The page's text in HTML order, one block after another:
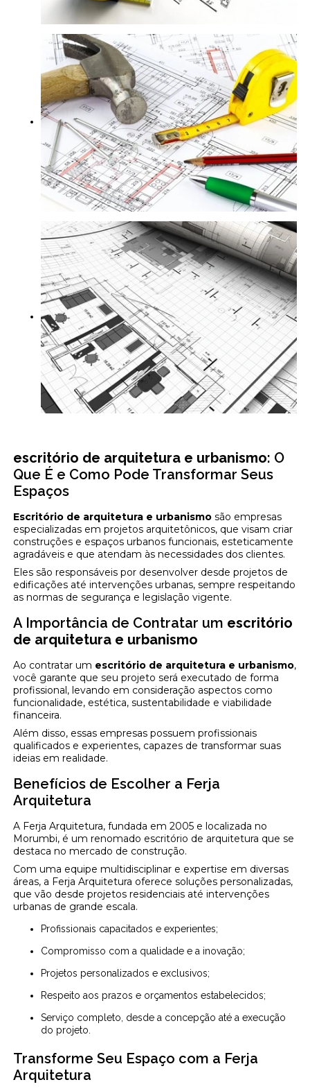
escritório de arquitetura e urbanismo: O
Que É e Como Pode Transformar Seus
Espaços
Escritório de arquitetura e urbanismo são empresas
especializadas em projetos arquitetônicos, que visam criar
construções e espaços urbanos funcionais, esteticamente
agradáveis e que atendam às necessidades dos clientes.
Eles são responsáveis por desenvolver desde projetos de
edificações até intervenções urbanas, sempre respeitando
as normas de segurança e legislação vigente.
A Importância de Contratar um escritório
de arquitetura e urbanismo
Ao contratar um escritório de arquitetura e urbanismo,
você garante que seu projeto será executado de forma
profissional, levando em consideração aspectos como
funcionalidade, estética, sustentabilidade e viabilidade
financeira.
Além disso, essas empresas possuem profissionais
qualificados e experientes, capazes de transformar suas
ideias em realidade.
Benefícios de Escolher a Ferja
Arquitetura
A Ferja Arquitetura, fundada em 2005 e localizada no
Morumbi, é um renomado escritório de arquitetura que se
destaca no mercado de construção.
Com uma equipe multidisciplinar e expertise em diversas
áreas, a Ferja Arquitetura oferece soluções personalizadas,
que vão desde projetos residenciais até intervenções
urbanas de grande escala.
Profissionais capacitados e experientes;
Compromisso com a qualidade e a inovação;
Projetos personalizados e exclusivos;
Respeito aos prazos e orçamentos estabelecidos;
Serviço completo, desde a concepção até a execução
do projeto.
Transforme Seu Espaço com a Ferja
Arquitetura